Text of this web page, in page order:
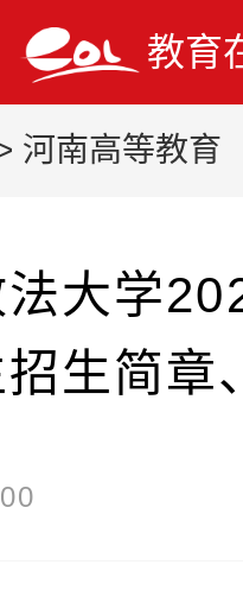
教育
河南高等教育
大学
生简章